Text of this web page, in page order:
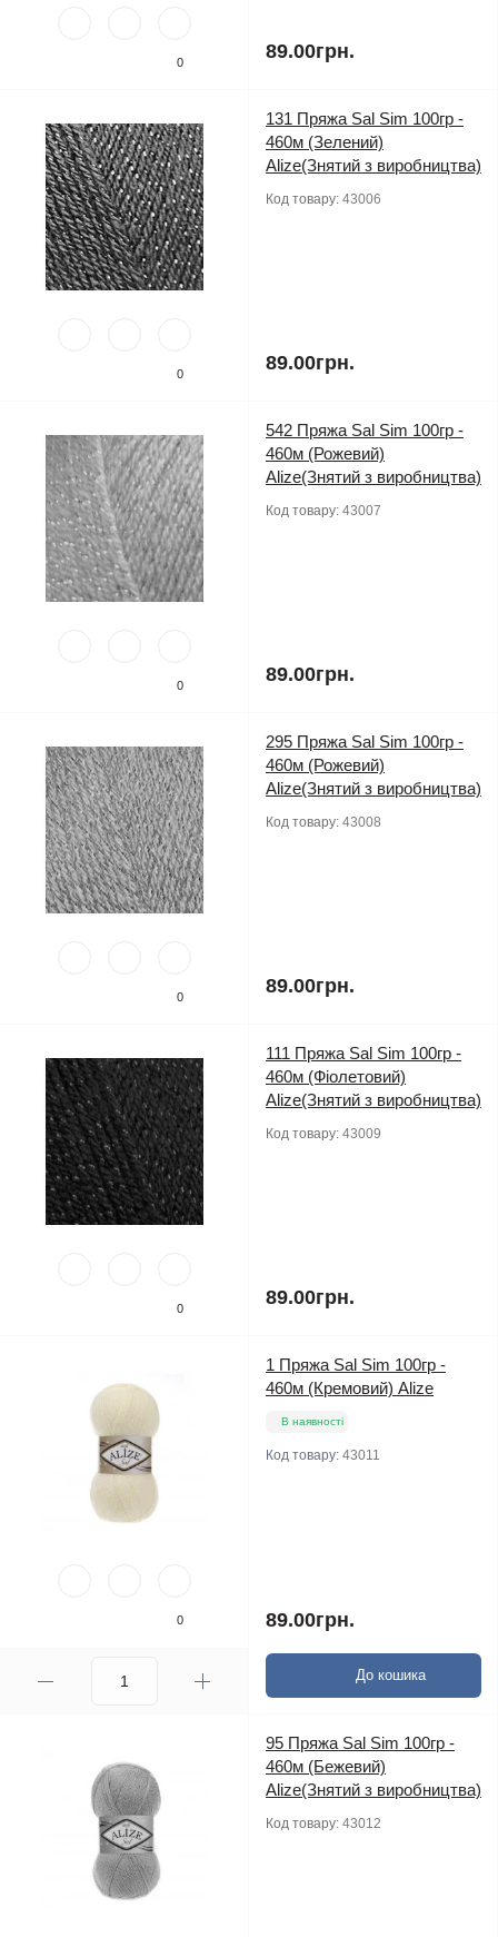
0 89.00грн.
0
131 Пряжа Sal Sim 100гр -
460м (Зелений)
Alize(Знятий з виробництва)
Код товару: 43006
89.00грн.
0
542 Пряжа Sal Sim 100гр -
460м (Рожевий)
Alize(Знятий з виробництва)
Код товару: 43007
89.00грн.
0
295 Пряжа Sal Sim 100гр -
460м (Рожевий)
Alize(Знятий з виробництва)
Код товару: 43008
89.00грн.
0
111 Пряжа Sal Sim 100гр -
460м (Фіолетовий)
Alize(Знятий з виробництва)
Код товару: 43009
89.00грн.
0
1 Пряжа Sal Sim 100гр -
460м (Кремовий) Alize
В наявності
Код товару: 43011
89.00грн.
До кошика
95 Пряжа Sal Sim 100гр -
460м (Бежевий)
Alize(Знятий з виробництва)
Код товару: 43012